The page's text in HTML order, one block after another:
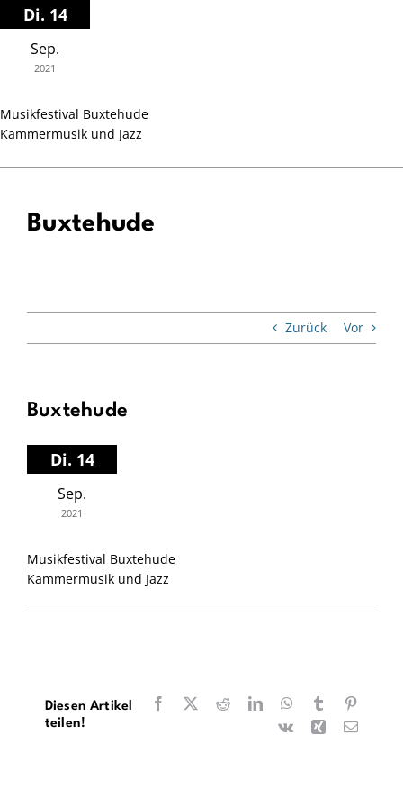
Zum
Inhalt
springen
Di. 14
Sep.
2021
Musikfestival Buxtehude
Kammermusik und Jazz
Buxtehude
Zurück Vor
Buxtehude
Di. 14
Sep.
2021
Musikfestival Buxtehude
Kammermusik und Jazz
Diesen Artikel
teilen!
Facebook RedditLinkedInWhatsApp
Tumblr
Vk
Xing E-